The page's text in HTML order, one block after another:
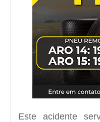
Este acidente